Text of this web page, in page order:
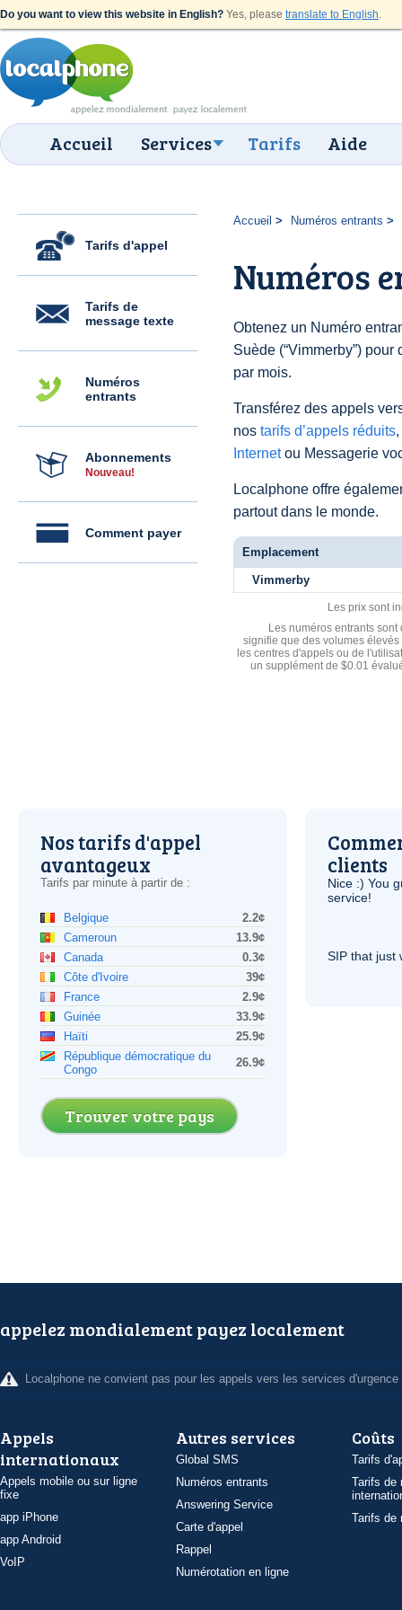
Do you want to view this website in English? Yes, please translate to English.
Accueil Services Tarifs Aide
Tarifs d'appel
Tarifs de
message texte
Numéros
entrants
Abonnements
Nouveau!
Comment payer
Accueil Numéros entrants
Numéros
Obtenez un Numéro
Suède (“Vimmerby”)
par mois.
Transférez des appels
nos tarifs d’appels réduits
Internetou Messagerie
Localphone offre
partout dans le monde.
Emplacement
Vimmerby
Les prix sont
Les numéros entrants
signifie que des volumes
les centres d'appels ou de
un supplément de $0.01
Nos tarifs d'appel
avantageux
Tarifs par minute à partir de :
Belgique
2.2¢
Cameroun
13.9¢
Canada
0.3¢
Côte d'Ivoire
39¢
France
2.9¢
Guinée
33.9¢
Haïti
25.9¢
République démocratique du
Congo
26.9¢
Trouver votre pays
clients
Nice :) You
service!
SIP that just
appelez mondialement payez localement
Localphone ne convient pas pour les appels vers les services d'urgence
Appels
internationaux
Appels mobile ou sur ligne
fixe
app iPhone
app Android
VoIP
Autres services
Global SMS
Numéros entrants
Answering Service
Carte d'appel
Rappel
Numérotation en ligne
Coûts
Tarifs
Tarifs de
Tarifs de